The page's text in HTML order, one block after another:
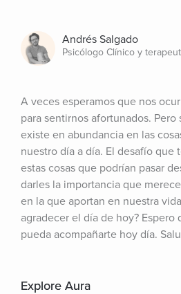
Andrés Salgado
Psicólogo Clínico y
A veces esperamos que nos
para sentirnos afortunados.
existe en abundancia en las
nuestro día a día. El desafío que
estas cosas que podrían pasar
darles la importancia que
en la que aportan en nuestra
agradecer el día de hoy? Espero
pueda acompañarte hoy día.
Explore Aura